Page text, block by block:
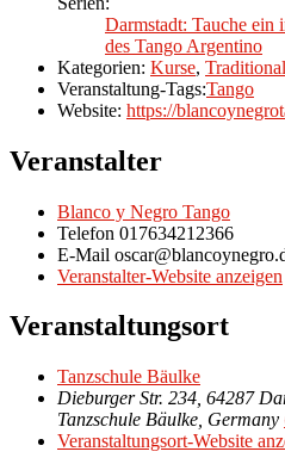
Darmstadt: Tauche ein
des Tango Argentino
Kategorien: Kurse, Traditional
Veranstaltung-Tags:Tango
Website: https://
Veranstalter
Blanco y Negro Tango
Telefon 017634212366
E-Mail
Veranstalter-Website anzeigen
Veranstaltungsort
Tanzschule Bäulke
Dieburger Str. 234, 64287
Tanzschule Bäulke Germany
Veranstaltungsort-Website